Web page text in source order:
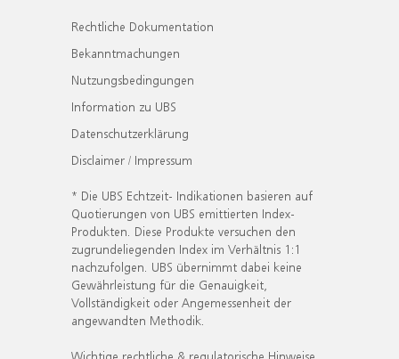
Rechtliche Dokumentation
Bekanntmachungen
Nutzungsbedingungen
Information zu UBS
Datenschutzerklärung
Disclaimer / Impressum
* Die UBS Echtzeit- Indikationen basieren auf
Quotierungen von UBS emittierten Index-
Produkten. Diese Produkte versuchen den
zugrundeliegenden Index im Verhältnis 1:1
nachzufolgen. UBS übernimmt dabei keine
Gewährleistung für die Genauigkeit,
Vollständigkeit oder Angemessenheit der
angewandten Methodik.